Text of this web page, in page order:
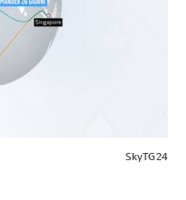
SkyTG24